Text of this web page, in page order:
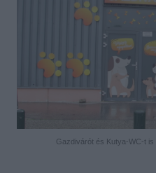
Gazdivárót és Kutya-WC-t